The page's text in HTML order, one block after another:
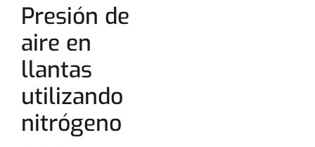
Presión de
aire en
llantas
utilizando
nitrógeno